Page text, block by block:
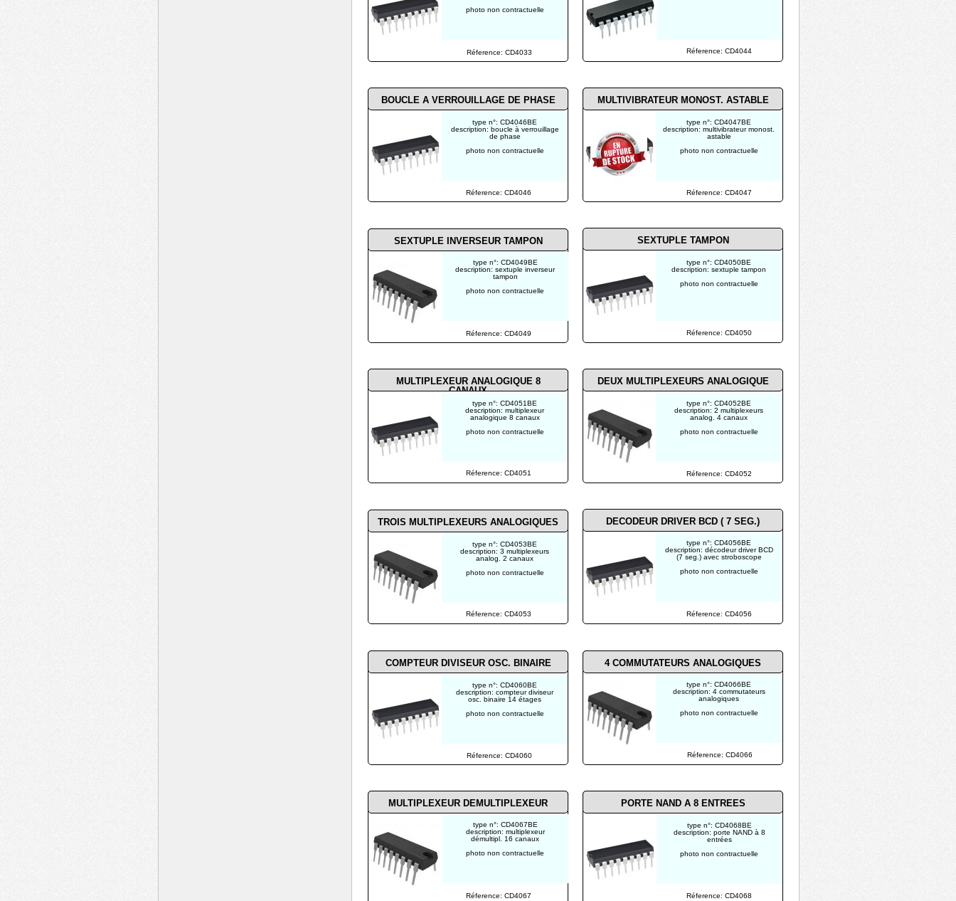
type n°: CD4049BE
description: sextuple inverseur
tampon
photo non contractuelle
Réference: CD4049
Réference: CD4044
photo non contractuelle
type n°: CD4046BE
description: boucle à verrouillage
de phase
photo non contractuelle
type n°: CD4050BE
description: sextuple tampon
photo non contractuelle
BOUCLE A VERROUILLAGE DE PHASE
Réference: CD4033
Réference: CD4046
Réference: CD4050
Réference: CD4051 Réference: CD4052
Réference: CD4053 Réference: CD4056
Réference: CD4060
Réference: CD4067
Réference: CD4066
Réference: CD4068
type n°: CD4051BE
description: multiplexeur
analogique 8 canaux
photo non contractuelle
type n°: CD4053BE
description: 3 multiplexeurs
analog. 2 canaux
photo non contractuelle
type n°: CD4052BE
description: 2 multiplexeurs
analog. 4 canaux
photo non contractuelle
type n°: CD4060BE
description: compteur diviseur
osc. binaire 14 étages
photo non contractuelle
type n°: CD4056BE
description: décodeur driver BCD
(7 seg.) avec stroboscope
photo non contractuelle
type n°: CD4066BE
description: 4 commutateurs
analogiques
photo non contractuelle
type n°: CD4067BE
description: multiplexeur
démultipl. 16 canaux
photo non contractuelle
type n°: CD4068BE
description: porte NAND à 8
entrées
photo non contractuelle
SEXTUPLE INVERSEUR TAMPON SEXTUPLE TAMPON
MULTIPLEXEUR ANALOGIQUE 8
CANAUX
DEUX MULTIPLEXEURS ANALOGIQUE
TROIS MULTIPLEXEURS ANALOGIQUES DECODEUR DRIVER BCD ( 7 SEG.)
COMPTEUR DIVISEUR OSC. BINAIRE 4 COMMUTATEURS ANALOGIQUES
MULTIPLEXEUR DEMULTIPLEXEUR PORTE NAND A 8 ENTREES
type n°: CD4047BE
description: multivibrateur monost.
astable
photo non contractuelle
MULTIVIBRATEUR MONOST. ASTABLE
Réference: CD4047